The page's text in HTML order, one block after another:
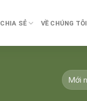
CHIA SẺ VỀ CHÚNG TÔI